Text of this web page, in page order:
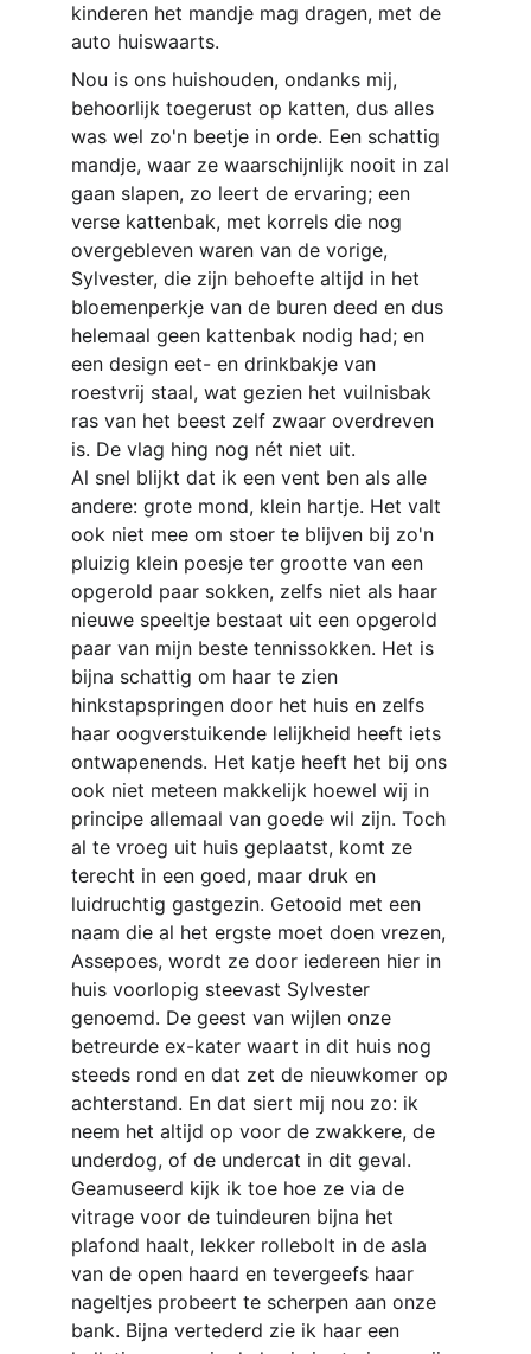
kinderen het mandje mag dragen, met de
auto huiswaarts.
Nou is ons huishouden, ondanks mij,
behoorlijk toegerust op katten, dus alles
was wel zo'n beetje in orde. Een schattig
mandje, waar ze waarschijnlijk nooit in zal
gaan slapen, zo leert de ervaring; een
verse kattenbak, met korrels die nog
overgebleven waren van de vorige,
Sylvester, die zijn behoefte altijd in het
bloemenperkje van de buren deed en dus
helemaal geen kattenbak nodig had; en
een design eet- en drinkbakje van
roestvrij staal, wat gezien het vuilnisbak
ras van het beest zelf zwaar overdreven
is. De vlag hing nog nét niet uit.
Al snel blijkt dat ik een vent ben als alle
andere: grote mond, klein hartje. Het valt
ook niet mee om stoer te blijven bij zo'n
pluizig klein poesje ter grootte van een
opgerold paar sokken, zelfs niet als haar
nieuwe speeltje bestaat uit een opgerold
paar van mijn beste tennissokken. Het is
bijna schattig om haar te zien
hinkstapspringen door het huis en zelfs
haar oogverstuikende lelijkheid heeft iets
ontwapenends. Het katje heeft het bij ons
ook niet meteen makkelijk hoewel wij in
principe allemaal van goede wil zijn. Toch
al te vroeg uit huis geplaatst, komt ze
terecht in een goed, maar druk en
luidruchtig gastgezin. Getooid met een
naam die al het ergste moet doen vrezen,
Assepoes, wordt ze door iedereen hier in
huis voorlopig steevast Sylvester
genoemd. De geest van wijlen onze
betreurde ex-kater waart in dit huis nog
steeds rond en dat zet de nieuwkomer op
achterstand. En dat siert mij nou zo: ik
neem het altijd op voor de zwakkere, de
underdog, of de undercat in dit geval.
Geamuseerd kijk ik toe hoe ze via de
vitrage voor de tuindeuren bijna het
plafond haalt, lekker rollebolt in de asla
van de open haard en tevergeefs haar
nageltjes probeert te scherpen aan onze
bank. Bijna vertederd zie ik haar een